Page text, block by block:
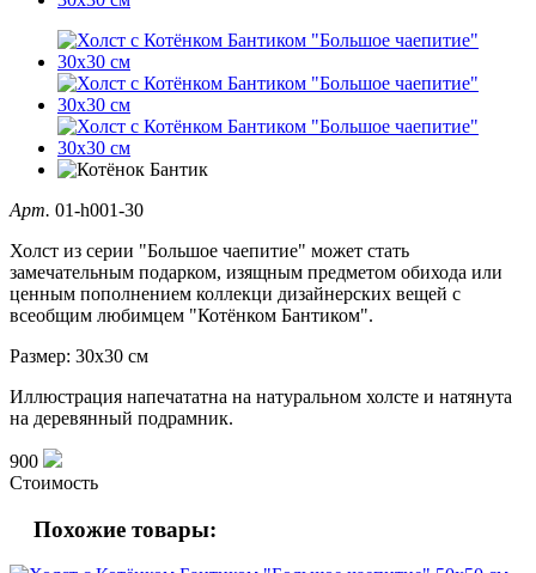
Арт. 01-h001-30
Холст из серии "Большое чаепитие" может стать
замечательным подарком, изящным предметом обихода или
ценным пополнением коллекци дизайнерских вещей с
всеобщим любимцем "Котёнком Бантиком".
Размер: 30х30 см
Иллюстрация напечататна на натуральном холсте и натянута
на деревянный подрамник.
900
Стоимость
Похожие товары: